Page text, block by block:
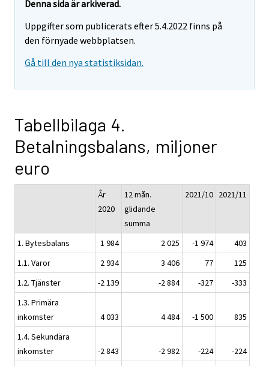
Denna sida är arkiverad.
Uppgifter som publicerats efter 5.4.2022 finns på
den förnyade webbplatsen.
Gå till den nya statistiksidan.
Tabellbilaga 4.
Betalningsbalans, miljoner
euro
År
2020
12 mån.
glidande
summa
2021/10 2021/11
1. Bytesbalans 1 984 2 025 -1 974
403
1.1. Varor
2 934 3 406 77
125
1.2. Tjänster
-2 139 -2 884 -327
-333
1.3. Primära
inkomster
4 033 4 484 -1 500
835
1.4. Sekundära
inkomster
-2 843 -2 982 -224
-224